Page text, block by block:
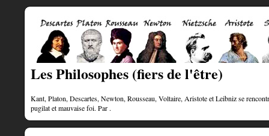
Les Philosophes (fiers de l'être)
Kant, Platon, Descartes, Newton, Rousseau, Voltaire, Aristote et Leibniz se
pugilat et mauvaise foi. Par .